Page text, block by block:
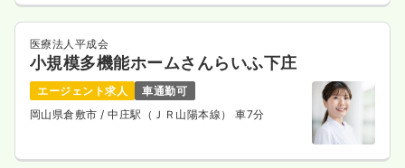
医療法人平成会
小規模多機能ホームさんらいふ下庄
エージェント求人
車通勤可
岡山県倉敷市 / 中庄駅（ＪＲ山陽本線） 車7分